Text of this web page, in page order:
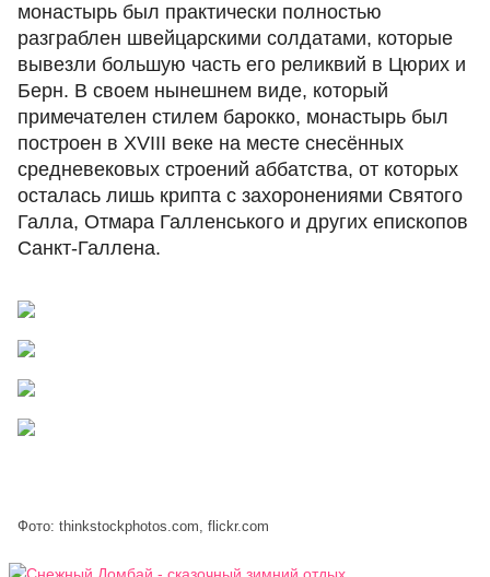
монастырь был практически полностью
разграблен швейцарскими солдатами, которые
вывезли большую часть его реликвий в Цюрих и
Берн. В своем нынешнем виде, который
примечателен стилем барокко, монастырь был
построен в XVIII веке на месте снесённых
средневековых строений аббатства, от которых
осталась лишь крипта с захоронениями Святого
Галла, Отмара Галленського и других епископов
Санкт-Галлена.
Фото: thinkstockphotos.com, flickr.com